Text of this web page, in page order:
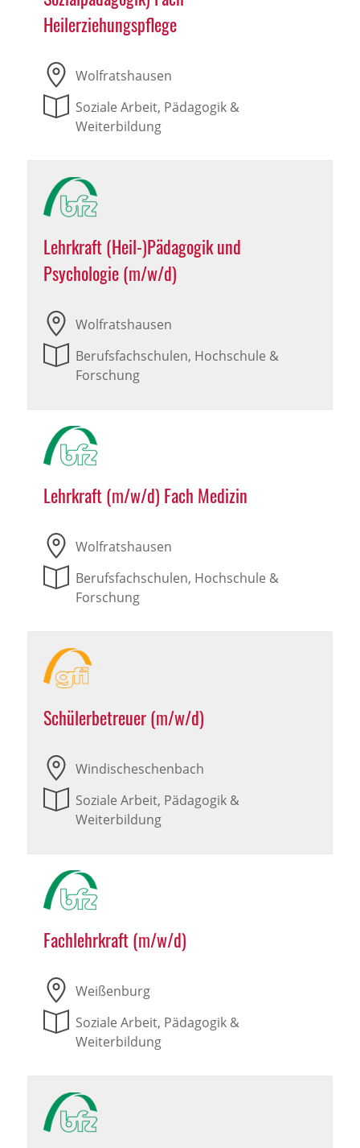
Heilerziehungspflege
Wolfratshausen
Soziale Arbeit, Pädagogik &
Weiterbildung
Lehrkraft (Heil-)Pädagogik und
Psychologie (m/w/d)
Wolfratshausen
Berufsfachschulen, Hochschule &
Forschung
Lehrkraft (m/w/d) Fach Medizin
Wolfratshausen
Berufsfachschulen, Hochschule &
Forschung
Schülerbetreuer (m/w/d)
Windischeschenbach
Soziale Arbeit, Pädagogik &
Weiterbildung
Fachlehrkraft (m/w/d)
Weißenburg
Soziale Arbeit, Pädagogik &
Weiterbildung